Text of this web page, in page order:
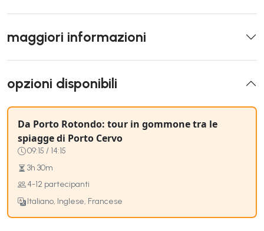
maggiori informazioni
opzioni disponibili
Da Porto Rotondo: tour in gommone tra le
spiagge di Porto Cervo
09:15 / 14:15
3h 30m
4-12 partecipanti
Italiano, Inglese, Francese